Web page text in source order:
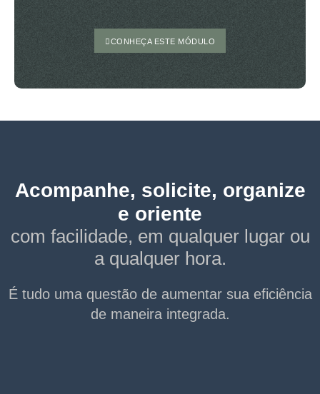
CONHEÇA ESTE MÓDULO
Acompanhe, solicite, organize
e oriente
com facilidade, em qualquer lugar ou
a qualquer hora.
É tudo uma questão de aumentar sua eficiência
de maneira integrada.